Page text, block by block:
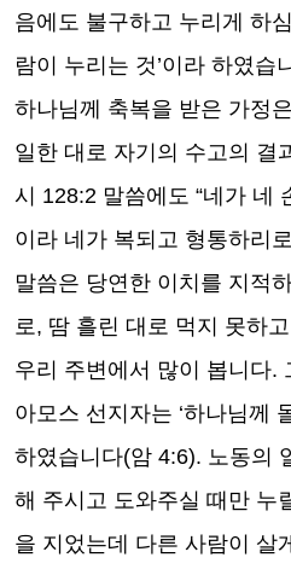
음에도 불구하고 누리게 하
람이 누리는 것’이라 하였습
하나님께 축복을 받은 가정
일한 대로 자기의 수고의 결
시 128:2 말씀에도 “네가 네
이라 네가 복되고 형통하리
말씀은 당연한 이치를 지적
로, 땀 흘린 대로 먹지 못하
우리 주변에서 많이 봅니다.
아모스 선지자는 ‘하나님께
하였습니다(암 4:6). 노동의
해 주시고 도와주실 때만 누
을 지었는데 다른 사람이 살